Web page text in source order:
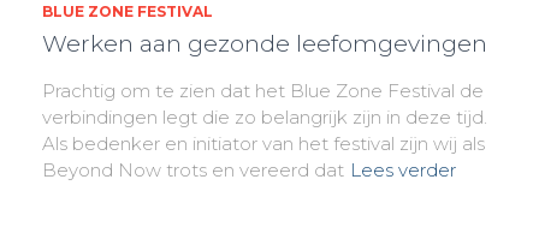
BLUE ZONE FESTIVAL
Werken aan gezonde leefomgevingen
Prachtig om te zien dat het Blue Zone Festival de
verbindingen legt die zo belangrijk zijn in deze tijd.
Als bedenker en initiator van het festival zijn wij als
Beyond Now trots en vereerd dat Lees verder